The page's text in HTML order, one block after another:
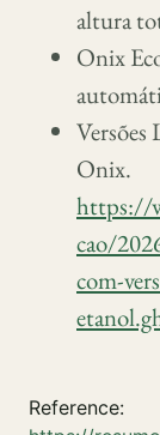
altura
Onix
Onix.
https://
cao/
com-
Reference: